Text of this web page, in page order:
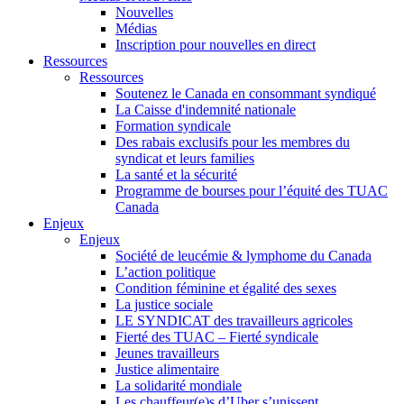
Nouvelles
Médias
Inscription pour nouvelles en direct
Ressources
Ressources
Soutenez le Canada en consommant syndiqué
La Caisse d'indemnité nationale
Formation syndicale
Des rabais exclusifs pour les membres du
syndicat et leurs families
La santé et la sécurité
Programme de bourses pour l’équité des TUAC
Canada
Enjeux
Enjeux
Société de leucémie & lymphome du Canada
L’action politique
Condition féminine et égalité des sexes
La justice sociale
LE SYNDICAT des travailleurs agricoles
Fierté des TUAC – Fierté syndicale
Jeunes travailleurs
Justice alimentaire
La solidarité mondiale